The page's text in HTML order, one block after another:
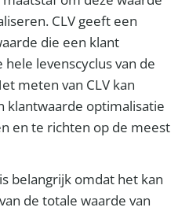
CLV geeft een
die een klant
levenscyclus van de
meten van CLV kan
klantwaarde optimalisatie
en te richten op de meest
belangrijk omdat het kan
de totale waarde van